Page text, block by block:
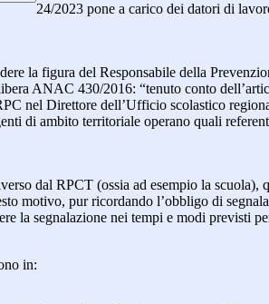
24/2023 pone a carico dei datori di
la figura del Responsabile della
ANAC 430/2016: “tenuto conto
nel Direttore dell’Ufficio scolastico
di ambito territoriale operano quali
dal RPCT (ossia ad esempio la scuola),
motivo, pur ricordando l’obbligo di
la segnalazione nei tempi e modi previsti
in: